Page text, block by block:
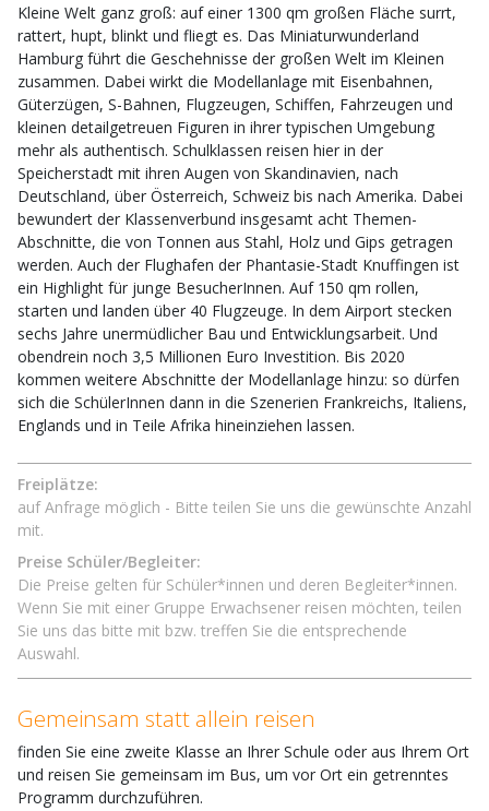
Kleine Welt ganz groß: auf einer 1300 qm großen Fläche surrt,
rattert, hupt, blinkt und fliegt es. Das Miniaturwunderland
Hamburg führt die Geschehnisse der großen Welt im Kleinen
zusammen. Dabei wirkt die Modellanlage mit Eisenbahnen,
Güterzügen, S-Bahnen, Flugzeugen, Schiffen, Fahrzeugen und
kleinen detailgetreuen Figuren in ihrer typischen Umgebung
mehr als authentisch. Schulklassen reisen hier in der
Speicherstadt mit ihren Augen von Skandinavien, nach
Deutschland, über Österreich, Schweiz bis nach Amerika. Dabei
bewundert der Klassenverbund insgesamt acht Themen-
Abschnitte, die von Tonnen aus Stahl, Holz und Gips getragen
werden. Auch der Flughafen der Phantasie-Stadt Knuffingen ist
ein Highlight für junge BesucherInnen. Auf 150 qm rollen,
starten und landen über 40 Flugzeuge. In dem Airport stecken
sechs Jahre unermüdlicher Bau und Entwicklungsarbeit. Und
obendrein noch 3,5 Millionen Euro Investition. Bis 2020
kommen weitere Abschnitte der Modellanlage hinzu: so dürfen
sich die SchülerInnen dann in die Szenerien Frankreichs, Italiens,
Englands und in Teile Afrika hineinziehen lassen.
Freiplätze:
auf Anfrage möglich - Bitte teilen Sie uns die gewünschte Anzahl
mit.
Preise Schüler/Begleiter:
Die Preise gelten für Schüler*innen und deren Begleiter*innen.
Wenn Sie mit einer Gruppe Erwachsener reisen möchten, teilen
Sie uns das bitte mit bzw. treffen Sie die entsprechende
Auswahl.
Gemeinsam statt allein reisen
finden Sie eine zweite Klasse an Ihrer Schule oder aus Ihrem Ort
und reisen Sie gemeinsam im Bus, um vor Ort ein getrenntes
Programm durchzuführen.